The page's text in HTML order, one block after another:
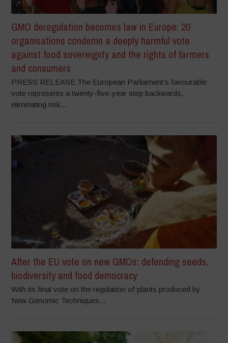
GMO deregulation becomes law in Europe: 20
organisations condemn a deeply harmful vote
against food sovereignty and the rights of farmers
and consumers
PRESS RELEASE The European Parliament’s favourable
vote represents a twenty-five-year step backwards,
eliminating risk...
After the EU vote on new GMOs: defending seeds,
biodiversity and food democracy
With its final vote on the regulation of plants produced by
New Genomic Techniques...